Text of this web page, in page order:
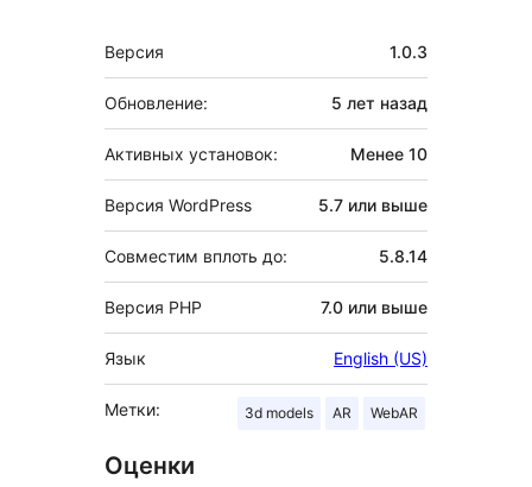
Мета
Версия 1.0.3
Обновление: 5 лет назад
Активных установок: Менее 10
Версия WordPress 5.7 или выше
Совместим вплоть до: 5.8.14
Версия PHP 7.0 или выше
Язык English (US)
Метки: 3d models AR WebAR
Оценки